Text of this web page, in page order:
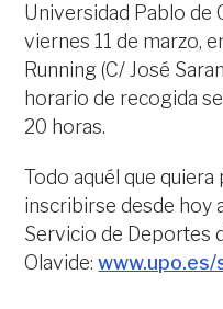
Universidad Pablo de
viernes 11 de marzo,
Running (C/ José
horario de recogida
20 horas.
Todo aquél que
inscribirse desde hoy
Servicio de Deportes
Olavide:www.upo.es/